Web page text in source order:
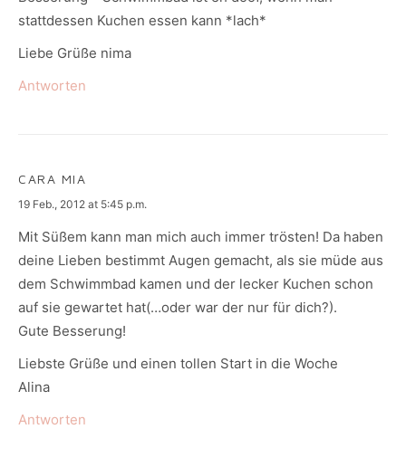
stattdessen Kuchen essen kann *lach*
Liebe Grüße nima
Antworten
CARA MIA
says:
19 Feb., 2012 at 5:45 p.m.
Mit Süßem kann man mich auch immer trösten! Da haben
deine Lieben bestimmt Augen gemacht, als sie müde aus
dem Schwimmbad kamen und der lecker Kuchen schon
auf sie gewartet hat(…oder war der nur für dich?).
Gute Besserung!
Liebste Grüße und einen tollen Start in die Woche
Alina
Antworten